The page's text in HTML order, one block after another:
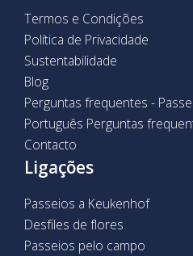
Termos e Condições
Política de Privacidade
Sustentabilidade
Blog
Perguntas frequentes -
Português Perguntas
Contacto
Ligações
Passeios a Keukenhof
Desfiles de flores
Passeios pelo campo